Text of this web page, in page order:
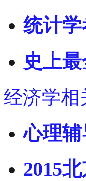
统计
史上
经济学相
心理
2015